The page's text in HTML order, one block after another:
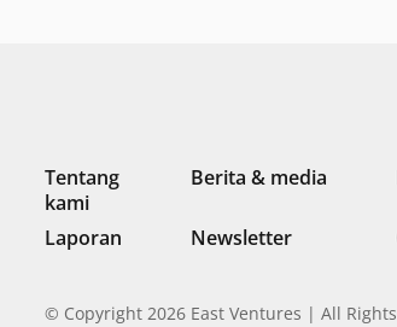
Tentang
kami
Berita & media
Laporan Newsletter
© Copyright 2026 East Ventures | All